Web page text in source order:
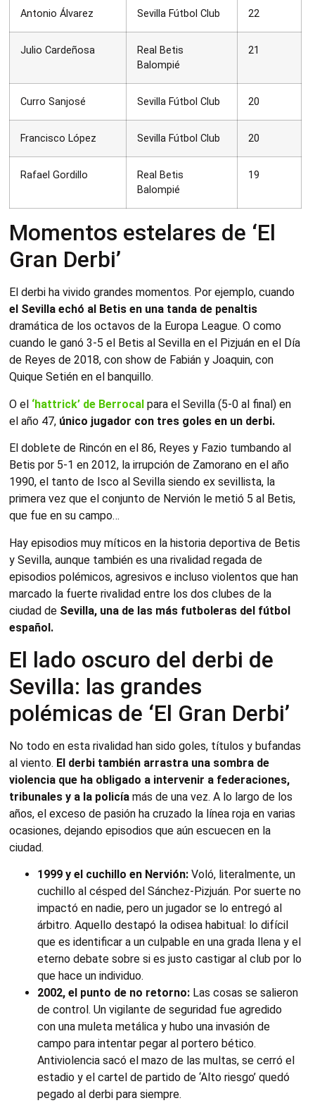
Antonio Álvarez Sevilla Fútbol Club 22
Julio Cardeñosa
Real Betis
Balompié
21
Curro Sanjosé Sevilla Fútbol Club 20
Francisco López Sevilla Fútbol Club 20
Rafael Gordillo
Real Betis
Balompié
19
Momentos estelares de ‘El
Gran Derbi’
El derbi ha vivido grandes momentos. Por ejemplo, cuando
el Sevilla echó al Betis en una tanda de penaltis
dramática de los octavos de la Europa League. O como
cuando le ganó 3-5 el Betis al Sevilla en el Pizjuán en el Día
de Reyes de 2018, con show de Fabián y Joaquin, con
Quique Setién en el banquillo.
O el ‘hattrick’ de Berrocal para el Sevilla (5-0 al final) en
el año 47, único jugador con tres goles en un derbi.
El doblete de Rincón en el 86, Reyes y Fazio tumbando al
Betis por 5-1 en 2012, la irrupción de Zamorano en el año
1990, el tanto de Isco al Sevilla siendo ex sevillista, la
primera vez que el conjunto de Nervión le metió 5 al Betis,
que fue en su campo…
Hay episodios muy míticos en la historia deportiva de Betis
y Sevilla, aunque también es una rivalidad regada de
episodios polémicos, agresivos e incluso violentos que han
marcado la fuerte rivalidad entre los dos clubes de la
ciudad de Sevilla, una de las más futboleras del fútbol
español.
El lado oscuro del derbi de
Sevilla: las grandes
polémicas de ‘El Gran Derbi’
No todo en esta rivalidad han sido goles, títulos y bufandas
al viento. El derbi también arrastra una sombra de
violencia que ha obligado a intervenir a federaciones,
tribunales y a la policía más de una vez. A lo largo de los
años, el exceso de pasión ha cruzado la línea roja en varias
ocasiones, dejando episodios que aún escuecen en la
ciudad.
1999 y el cuchillo en Nervión: Voló, literalmente, un
cuchillo al césped del Sánchez-Pizjuán. Por suerte no
impactó en nadie, pero un jugador se lo entregó al
árbitro. Aquello destapó la odisea habitual: lo difícil
que es identificar a un culpable en una grada llena y el
eterno debate sobre si es justo castigar al club por lo
que hace un individuo.
2002, el punto de no retorno: Las cosas se salieron
de control. Un vigilante de seguridad fue agredido
con una muleta metálica y hubo una invasión de
campo para intentar pegar al portero bético.
Antiviolencia sacó el mazo de las multas, se cerró el
estadio y el cartel de partido de ‘Alto riesgo’ quedó
pegado al derbi para siempre.